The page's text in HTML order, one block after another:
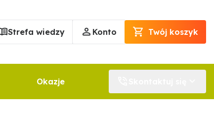
Strefa wiedzy Konto Twój koszyk
Okazje